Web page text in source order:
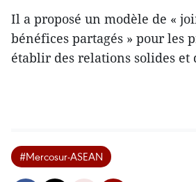
Il a proposé un modèle de «
bénéfices partagés » pour les
établir des relations solides et
#Mercosur-ASEAN